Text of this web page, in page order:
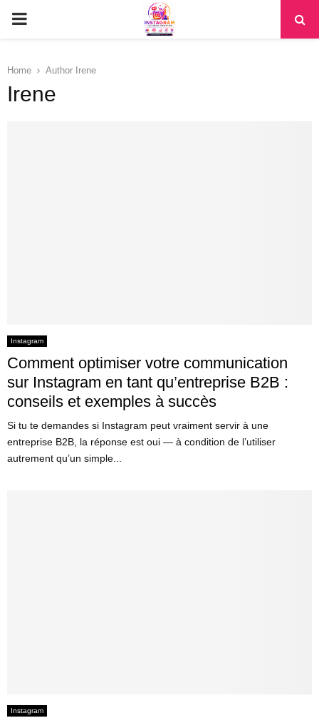
PRIMARY
Home Author Irene
Irene
Instagram
Comment optimiser votre communication
sur Instagram en tant qu’entreprise B2B :
conseils et exemples à succès
Si tu te demandes si Instagram peut vraiment servir à une
entreprise B2B, la réponse est oui — à condition de l’utiliser
autrement qu’un simple...
Instagram